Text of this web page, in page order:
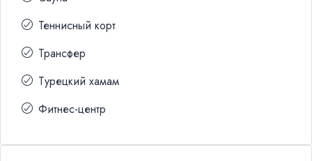
Теннисный корт
Трансфер
Турецкий хамам
Фитнес-центр